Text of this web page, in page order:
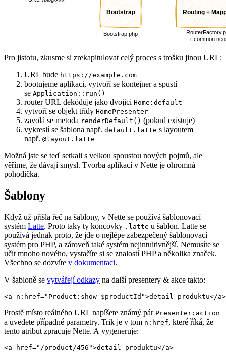
Pro jistotu, zkusme si zrekapitulovat celý proces s trošku jinou URL:
URL bude https://example.com
bootujeme aplikaci, vytvoří se kontejner a spustí
se Application::run()
router URL dekóduje jako dvojici Home:default
vytvoří se objekt třídy HomePresenter
zavolá se metoda renderDefault() (pokud existuje)
vykreslí se šablona např. default.latte s layoutem
např. @layout.latte
Možná jste se teď setkali s velkou spoustou nových pojmů, ale
věříme, že dávají smysl. Tvorba aplikací v Nette je ohromná
pohodička.
Šablony
Když už přišla řeč na šablony, v Nette se používá šablonovací
systém Latte. Proto taky ty koncovky .latte u šablon. Latte se
používá jednak proto, že jde o nejlépe zabezpečený šablonovací
systém pro PHP, a zároveň také systém nejintuitivnější. Nemusíte se
učit mnoho nového, vystačíte si se znalostí PHP a několika značek.
Všechno se dozvíte v dokumentaci.
V šabloně se vytvářejí odkazy na další presentery & akce takto:
Prostě místo reálného URL napíšete známý pár Presenter:action
a uvedete případné parametry. Trik je v tom n:href, které říká, že
tento atribut zpracuje Nette. A vygeneruje: